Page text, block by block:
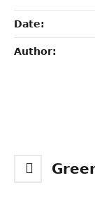
Date:
Author: